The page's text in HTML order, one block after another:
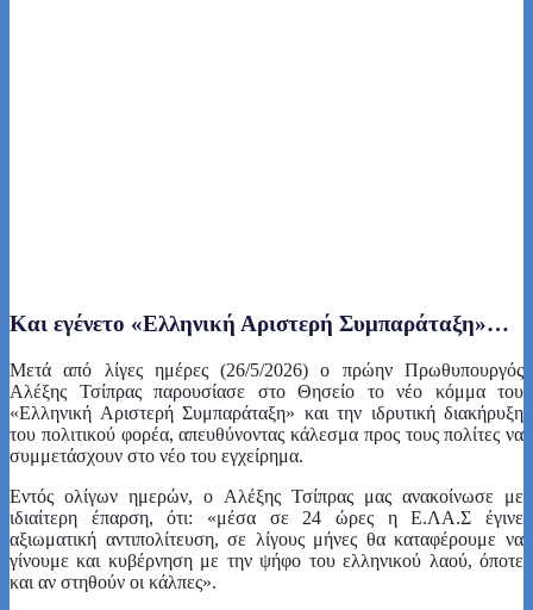
Και εγένετο «Ελληνική Αριστερή Συμπαράταξη»…
Μετά από λίγες ημέρες (26/5/2026) ο πρώην Πρωθυπουργός
Αλέξης Τσίπρας παρουσίασε στο Θησείο το νέο κόμμα του
«Ελληνική Αριστερή Συμπαράταξη» και την ιδρυτική διακήρυξη
του πολιτικού φορέα, απευθύνοντας κάλεσμα προς τους πολίτες να
συμμετάσχουν στο νέο του εγχείρημα.
Εντός ολίγων ημερών, ο Αλέξης Τσίπρας μας ανακοίνωσε με
ιδιαίτερη έπαρση, ότι: «μέσα σε 24 ώρες η Ε.ΛΑ.Σ έγινε
αξιωματική αντιπολίτευση, σε λίγους μήνες θα καταφέρουμε να
γίνουμε και κυβέρνηση με την ψήφο του ελληνικού λαού, όποτε
και αν στηθούν οι κάλπες».